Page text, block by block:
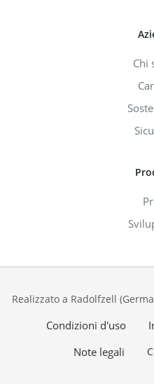
Chi
Realizzato a Radolfzell
Condizioni d'uso
Note legali